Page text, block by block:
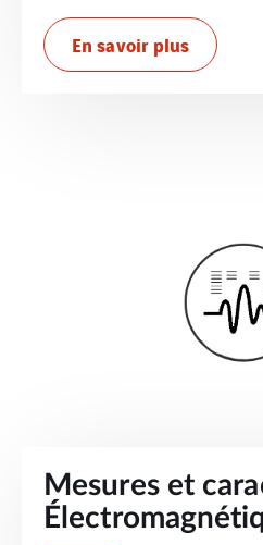
En savoir plus
Mesures et